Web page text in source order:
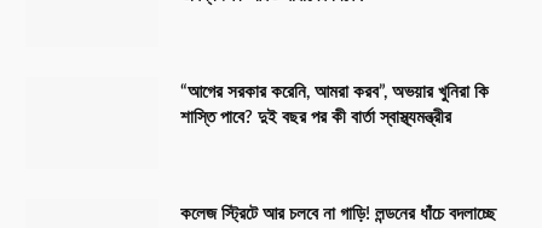
“আগের সরকার করেনি, আমরা করব”, অভয়ার খুনিরা কি
শাস্তি পাবে? দুই বছর পর কী বার্তা স্বাস্থ্যমন্ত্রীর
কলেজ স্ট্রিটে আর চলবে না গাড়ি! লন্ডনের ধাঁচে বদলাচ্ছে